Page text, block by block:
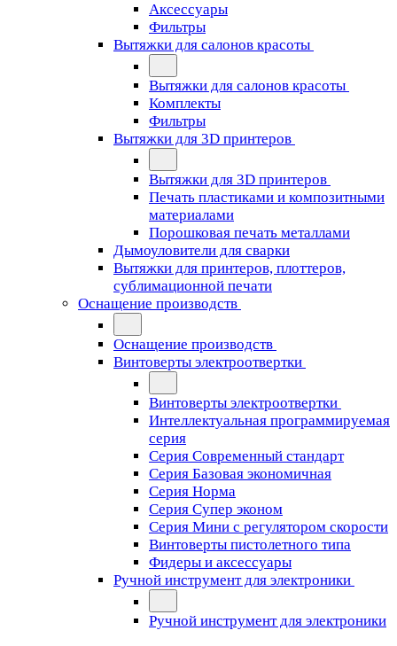
Аксессуары
Фильтры
Вытяжки для салонов красоты
Вытяжки для салонов красоты
Комплекты
Фильтры
Вытяжки для 3D принтеров
Вытяжки для 3D принтеров
Печать пластиками и композитными
материалами
Порошковая печать металлами
Дымоуловители для сварки
Вытяжки для принтеров, плоттеров,
сублимационной печати
Оснащение производств
Оснащение производств
Винтоверты электроотвертки
Винтоверты электроотвертки
Интеллектуальная программируемая
серия
Серия Современный стандарт
Серия Базовая экономичная
Серия Норма
Серия Cупер эконом
Серия Мини с регулятором скорости
Винтоверты пистолетного типа
Фидеры и аксессуары
Ручной инструмент для электроники
Ручной инструмент для электроники